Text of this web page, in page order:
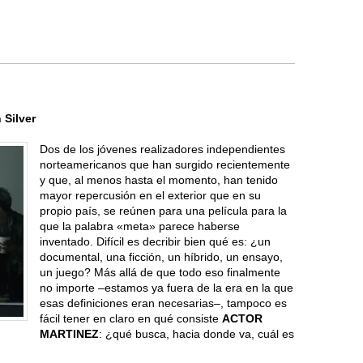
Silver
Dos de los jóvenes realizadores independientes
norteamericanos que han surgido recientemente
y que, al menos hasta el momento, han tenido
mayor repercusión en el exterior que en su
propio país, se reúnen para una película para la
que la palabra «meta» parece haberse
inventado. Difícil es decribir bien qué es: ¿un
documental, una ficción, un híbrido, un ensayo,
un juego? Más allá de que todo eso finalmente
no importe –estamos ya fuera de la era en la que
esas definiciones eran necesarias–, tampoco es
fácil tener en claro en qué consiste ACTOR
MARTINEZ: ¿qué busca, hacia donde va, cuál es